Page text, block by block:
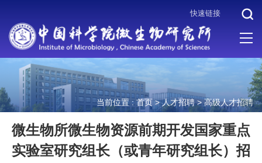
快速链接
当前位置 : 首页 >人才招聘>高级人才招聘
微生物所微生物资源前期开发国家重点
实验室研究组长（或青年研究组长）招